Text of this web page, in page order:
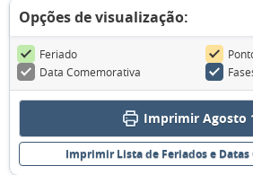
Opções de visualização:
Feriado
Data Comemorativa
Imprimir Agosto
Imprimir Lista de Feriados e